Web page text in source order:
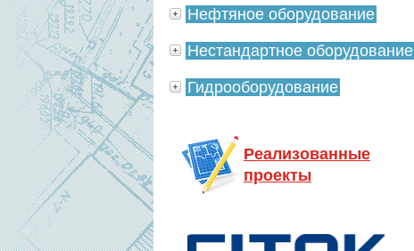
Нефтяное оборудование
Нестандартное оборудование
Гидрооборудование
Реализованные
проекты